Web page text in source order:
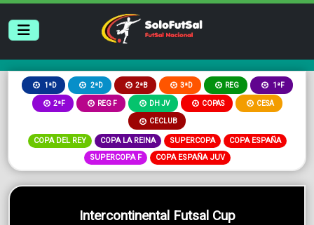
1ªD 2ªD 2ªB 3ªD REG 1ªF
2ªF REG F DH JV COPAS CESA
CECLUB
COPA DEL REY COPA LA REINA SUPERCOPA
COPA ESPAÑA
SUPERCOPA F
COPA ESPAÑA JUV
Intercontinental Futsal Cup